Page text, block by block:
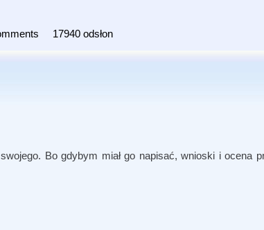
17940 odsłon
Bo gdybym miał go napisać, wnioski i ocena